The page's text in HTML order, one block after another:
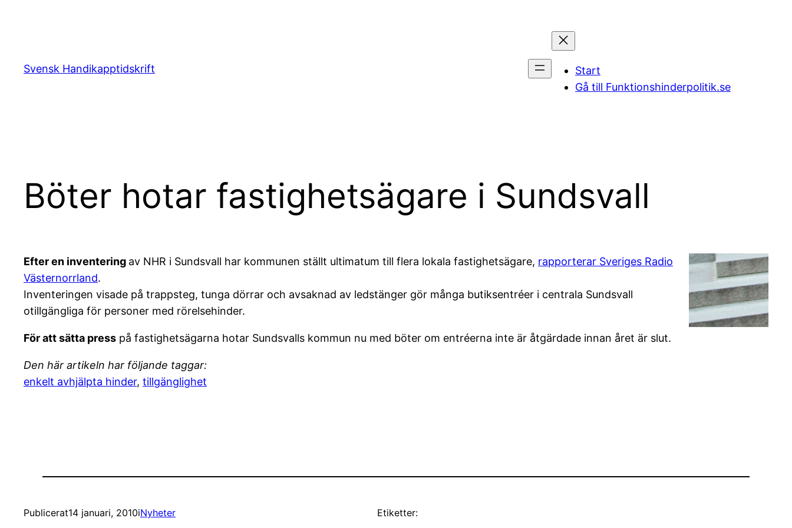
Svensk Handikapptidskrift
Start
Gå till Funktionshinderpolitik.se
Böter hotar fastighetsägare i Sundsvall
Efter en inventering av NHR i Sundsvall har kommunen ställt ultimatum till flera lokala fastighetsägare, rapporterar Sveriges Radio
Västernorrland.
Inventeringen visade på trappsteg, tunga dörrar och avsaknad av ledstänger gör många butiksentréer i centrala Sundsvall
otillgängliga för personer med rörelsehinder.
För att sätta press på fastighetsägarna hotar Sundsvalls kommun nu med böter om entréerna inte är åtgärdade innan året är slut.
Den här artikeln har följande taggar:
enkelt avhjälpta hinder, tillgänglighet
Publicerat14 januari, 2010iNyheter Etiketter: